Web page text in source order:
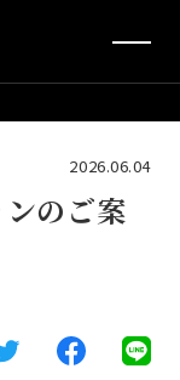
2026.06.04
のご案